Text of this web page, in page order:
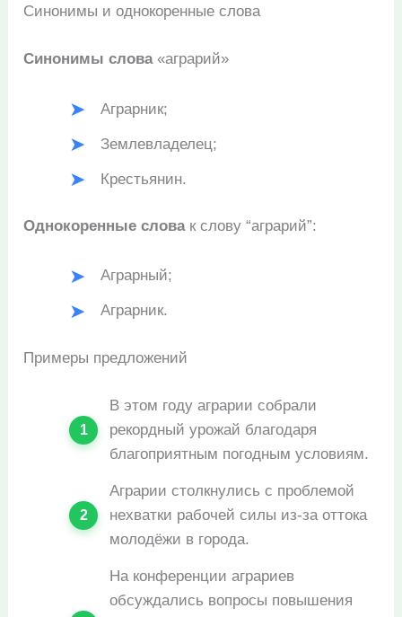
Синонимы и однокоренные слова
Синонимы слова«аграрий»
Аграрник;
Землевладелец;
Крестьянин.
Однокоренные словак слову “аграрий”:
Аграрный;
Аграрник.
Примеры предложений
В этом году аграрии собрали
рекордный урожай благодаря
благоприятным погодным условиям.
Аграрии столкнулись с проблемой
нехватки рабочей силы из-за оттока
молодёжи в города.
На конференции аграриев
обсуждались вопросы повышения